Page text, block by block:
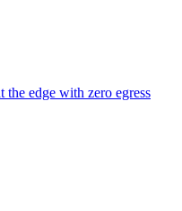
the edge with zero egress